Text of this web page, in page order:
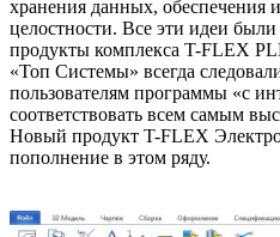
хранения данных, обеспечения
целостности. Все эти идеи
продукты комплекса T-FLEX
«Топ Системы» всегда
пользователям программы «с
соответствовать всем самым
Новый продукт T-FLEX
пополнение в этом ряду.